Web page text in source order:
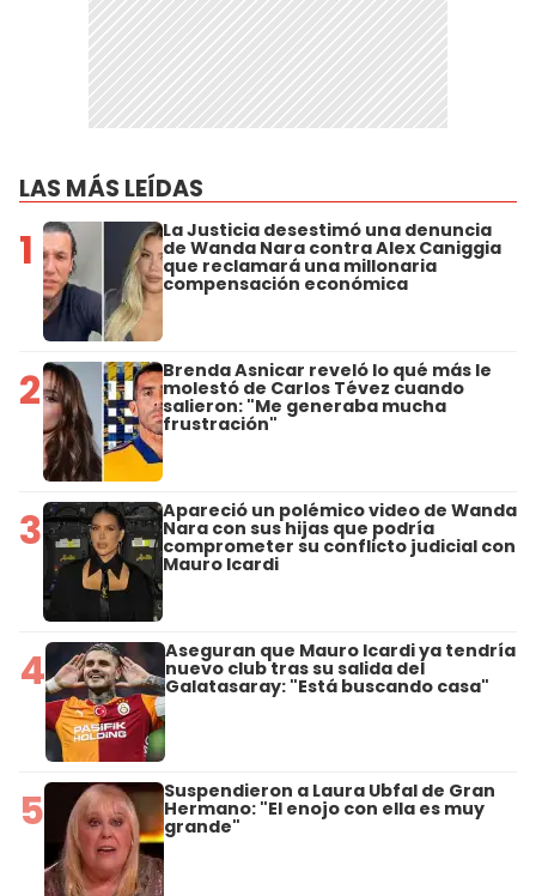
LAS MÁS LEÍDAS
1 La Justicia desestimó una denuncia
de Wanda Nara contra Alex Caniggia
que reclamará una millonaria
compensación económica
2 Brenda Asnicar reveló lo qué más le
molestó de Carlos Tévez cuando
salieron: "Me generaba mucha
frustración"
3 Apareció un polémico video de Wanda
Nara con sus hijas que podría
comprometer su conflicto judicial con
Mauro Icardi
4 Aseguran que Mauro Icardi ya tendría
nuevo club tras su salida del
Galatasaray: "Está buscando casa"
5 Suspendieron a Laura Ubfal de Gran
Hermano: "El enojo con ella es muy
grande"